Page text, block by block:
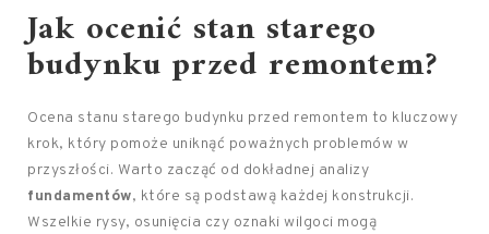
Jak ocenić stan starego
budynku przed remontem?
Ocena stanu starego budynku przed remontem to kluczowy
krok, który pomoże uniknąć poważnych problemów w
przyszłości. Warto zacząć od dokładnej analizy
fundamentów, które są podstawą każdej konstrukcji.
Wszelkie rysy, osunięcia czy oznaki wilgoci mogą